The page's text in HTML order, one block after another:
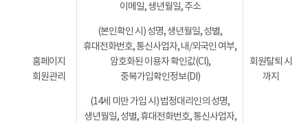
홈페이지
회원관리
이메일, 생년월일, 주소
(본인확인 시) 성명, 생년월일, 성별,
휴대전화번호, 통신사업자, 내/외국인 여부,
암호화된 이용자 확인값(CI),
중복가입확인정보(DI)
(14세 미만 가입 시) 법정대리인의 성명,
생년월일, 성별, 휴대전화번호, 통신사업자,
회원탈퇴 시
까지